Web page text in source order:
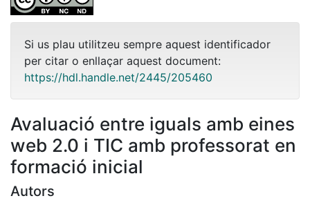
Si us plau utilitzeu sempre aquest identificador
per citar o enllaçar aquest document:
https://hdl.handle.net/2445/205460
Avaluació entre iguals amb eines
web 2.0 i TIC amb professorat en
formació inicial
Autors